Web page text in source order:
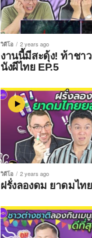
วิดีโอ 2 years ago
งานนี้มีสะดุ้ง! ท้าชา
นังผีไทย EP.5
วิดีโอ 2 years ago
ฝรั่งลองดม ยาดมไท